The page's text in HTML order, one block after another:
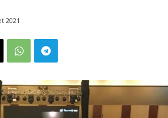
2021